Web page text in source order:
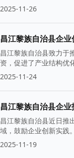
2025-11-26
昌江黎族自治县企
昌江黎族自治县致力于
资，促进了产业结构优
了新动力。
2025-11-24
昌江黎族自治县企
昌江黎族自治县近日推
域，鼓励企业创新实践
2025-11-19